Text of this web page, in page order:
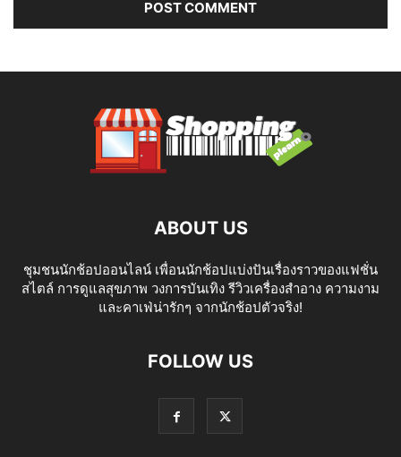
ABOUT US
ชุมชนนักช้อปออนไลน์ เพื่อนนักช้อปแบ่งปันเรื่องราวของแฟชั่น
สไตล์ การดูแลสุขภาพ วงการบันเทิง รีวิวเครื่องสำอาง ความงาม
และคาเฟ่น่ารักๆ จากนักช้อปตัวจริง!
FOLLOW US